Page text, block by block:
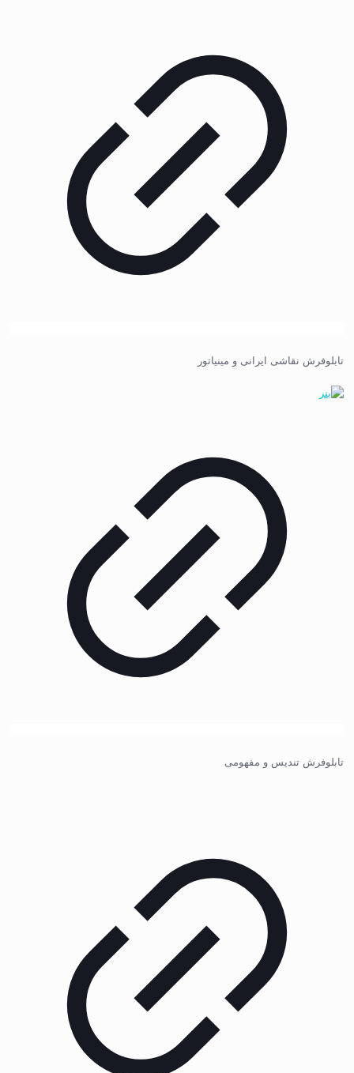
تابلوفرش نقاشی ایرانی و مینیاتور
تابلوفرش تندیس و مفهومی